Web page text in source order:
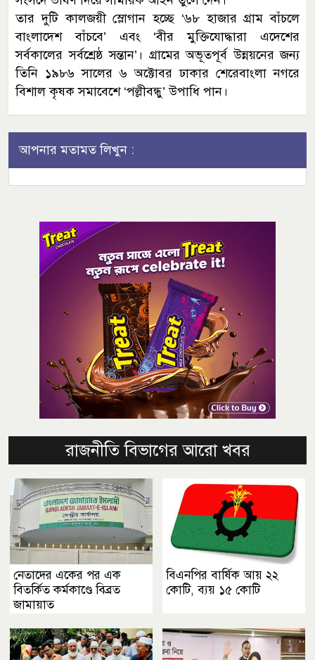
তার দুটি কালজয়ী স্লোগান হচ্ছে ‘৬৮ হাজার গ্রাম বাঁচলে
বাংলাদেশ বাঁচবে’ এবং ‘বীর মুক্তিযোদ্ধারা এদেশের
সর্বকালের সর্বশ্রেষ্ঠ সন্তান’। গ্রামের অভূতপূর্ব উন্নয়নের জন্য
তিনি ১৯৮৬ সালের ৬ অক্টোবর ঢাকার শেরেবাংলা নগরে
বিশাল কৃষক সমাবেশে ‘পল্লীবন্ধু’ উপাধি পান।
আপনার মতামত লিখুন :
রাজনীতি বিভাগের আরো খবর
নেতাদের একের পর এক
বিতর্কিত কর্মকাণ্ডে বিব্রত
জামায়াত
বিএনপির বার্ষিক আয় ২২
কোটি, ব্যয় ১৫ কোটি